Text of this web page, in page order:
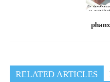
RELATED ARTICLES